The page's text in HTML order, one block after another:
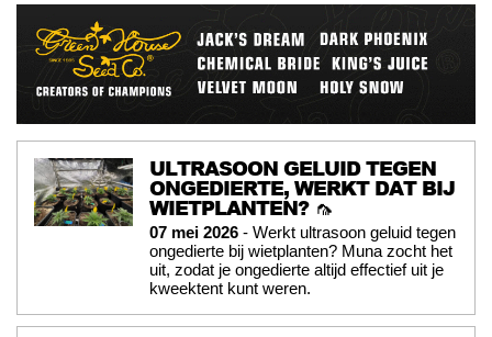
ULTRASOON GELUID TEGEN
ONGEDIERTE, WERKT DAT BIJ
WIETPLANTEN? 🦟
07 mei 2026 - Werkt ultrasoon geluid tegen
ongedierte bij wietplanten? Muna zocht het
uit, zodat je ongedierte altijd effectief uit je
kweektent kunt weren.